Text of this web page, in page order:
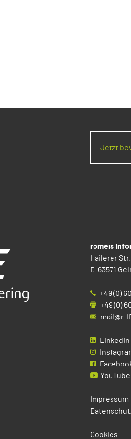
Jetzt
romeis
Hailerer Str.
D-63571
+49 (0)
+49 (0)
mail@r-
LinkedIn
YouTube
Impressum
Cookies